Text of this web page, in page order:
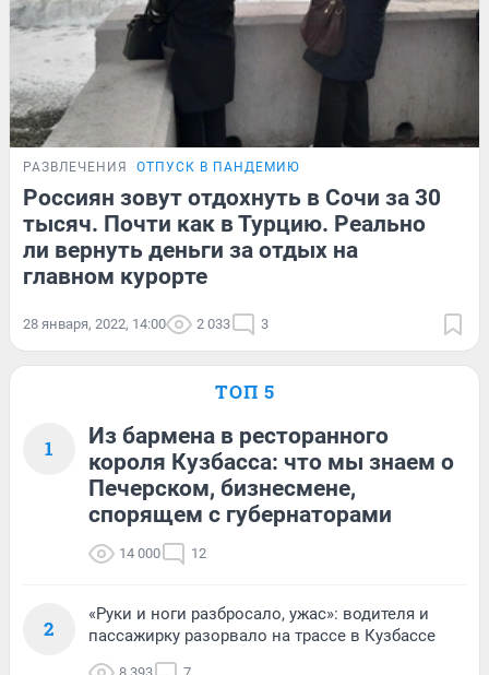
РАЗВЛЕЧЕНИЯ ОТПУСК В ПАНДЕМИЮ
Россиян зовут отдохнуть в Сочи за 30
тысяч. Почти как в Турцию. Реально
ли вернуть деньги за отдых на
главном курорте
28 января, 2022, 14:00 2 033 3
ТОП 5
1
Из бармена в ресторанного
короля Кузбасса: что мы знаем о
Печерском, бизнесмене,
спорящем с губернаторами
14 000 12
2
«Руки и ноги разбросало, ужас»: водителя и
пассажирку разорвало на трассе в Кузбассе